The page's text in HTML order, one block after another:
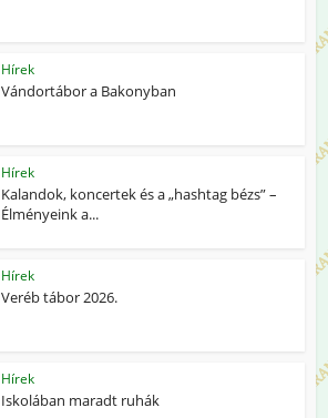
Hírek
Vándortábor a Bakonyban
Hírek
Kalandok, koncertek és a „hashtag bézs” –
Élményeink a...
Hírek
Veréb tábor 2026.
Hírek
Iskolában maradt ruhák